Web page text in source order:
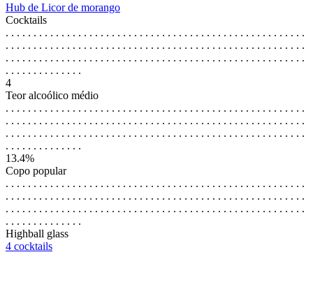
Hub de Licor de morango
Cocktails
. . . . . . . . . . . . . . . . . . . . . . . . . . . . . . . . . . . . . . . . . . . . . . . . . . . . . .
. . . . . . . . . . . . . . . . . . . . . . . . . . . . . . . . . . . . . . . . . . . . . . . . . . . . . .
. . . . . . . . . . . . . . . . . . . . . . . . . . . . . . . . . . . . . . . . . . . . . . . . . . . . . .
. . . . . . . . . . . . . .
4
Teor alcoólico médio
. . . . . . . . . . . . . . . . . . . . . . . . . . . . . . . . . . . . . . . . . . . . . . . . . . . . . .
. . . . . . . . . . . . . . . . . . . . . . . . . . . . . . . . . . . . . . . . . . . . . . . . . . . . . .
. . . . . . . . . . . . . . . . . . . . . . . . . . . . . . . . . . . . . . . . . . . . . . . . . . . . . .
. . . . . . . . . . . . . .
13.4%
Copo popular
. . . . . . . . . . . . . . . . . . . . . . . . . . . . . . . . . . . . . . . . . . . . . . . . . . . . . .
. . . . . . . . . . . . . . . . . . . . . . . . . . . . . . . . . . . . . . . . . . . . . . . . . . . . . .
. . . . . . . . . . . . . . . . . . . . . . . . . . . . . . . . . . . . . . . . . . . . . . . . . . . . . .
. . . . . . . . . . . . . .
Highball glass
4 cocktails